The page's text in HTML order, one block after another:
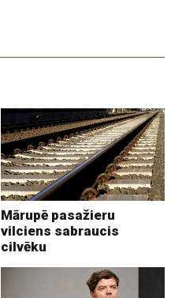
Mārupē pasažieru
vilciens sabraucis
cilvēku